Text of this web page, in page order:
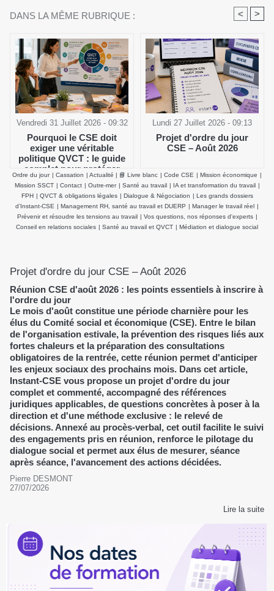
DANS LA MÊME RUBRIQUE : < >
Vendredi 31 Juillet 2026 - 09:32
Pourquoi le CSE doit
exiger une véritable
politique QVCT : le guide
complet pour protéger
durablement la santé
physique et mentale des
salariés
Lundi 27 Juillet 2026 - 09:13
Projet d'ordre du jour
CSE – Août 2026
Ordre du jour | Cassation | Actualité | 📘 Livre blanc | Code CSE | Mission économique |
Mission SSCT | Contact | Outre-mer | Santé au travail | IA et transformation du travail |
FPH | QVCT & obligations légales | Dialogue & Négociation | Les grands dossiers
d’Instant-CSE | Management RH, santé au travail et DUERP | Manager le travail réel |
Prévenir et résoudre les tensions au travail | Vos questions, nos réponses d'experts |
Conseil en relations sociales | Santé au travail et QVCT | Médiation et dialogue social
Projet d'ordre du jour CSE – Août 2026
Réunion CSE d'août 2026 : les points essentiels à inscrire à
l'ordre du jour
Le mois d'août constitue une période charnière pour les
élus du Comité social et économique (CSE). Entre le bilan
de l'organisation estivale, la prévention des risques liés aux
fortes chaleurs et la préparation des consultations
obligatoires de la rentrée, cette réunion permet d'anticiper
les enjeux sociaux des prochains mois. Dans cet article,
Instant-CSE vous propose un projet d'ordre du jour
complet et commenté, accompagné des références
juridiques applicables, de questions concrètes à poser à la
direction et d'une méthode exclusive : le relevé de
décisions. Annexé au procès-verbal, cet outil facilite le suivi
des engagements pris en réunion, renforce le pilotage du
dialogue social et permet aux élus de mesurer, séance
après séance, l'avancement des actions décidées.
Pierre DESMONT
27/07/2026
Lire la suite